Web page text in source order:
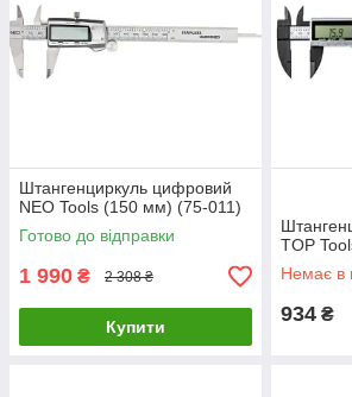
Штангенциркуль цифровий
NEO Tools (150 мм) (75-011)
Готово до відправки
1 990 ₴ 2 308 ₴
Купити
TOP
Немає в
934 ₴